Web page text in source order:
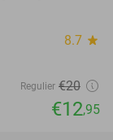
8.7 star
Regulier €20
€12,95